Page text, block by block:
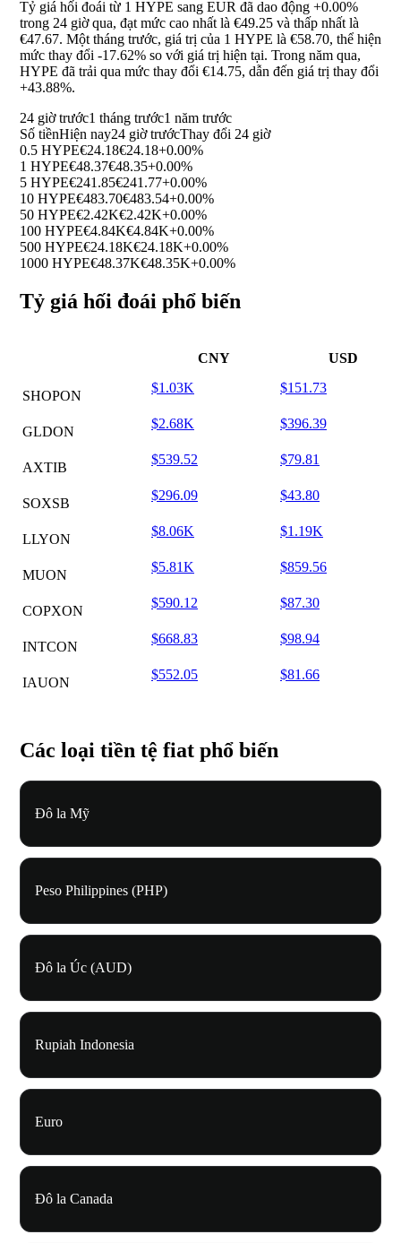
Tỷ giá hối đoái từ 1 HYPE sang EUR đã dao động +0.00%
trong 24 giờ qua, đạt mức cao nhất là €49.25 và thấp nhất là
€47.67. Một tháng trước, giá trị của 1 HYPE là €58.70, thể hiện
mức thay đổi -17.62% so với giá trị hiện tại. Trong năm qua,
HYPE đã trải qua mức thay đổi €14.75, dẫn đến giá trị thay đổi
+43.88%.
24 giờ trước1 tháng trước1 năm trước
Số tiềnHiện nay24 giờ trướcThay đổi 24 giờ
0.5 HYPE€24.18€24.18+0.00%
1 HYPE€48.37€48.35+0.00%
5 HYPE€241.85€241.77+0.00%
10 HYPE€483.70€483.54+0.00%
50 HYPE€2.42K€2.42K+0.00%
100 HYPE€4.84K€4.84K+0.00%
500 HYPE€24.18K€24.18K+0.00%
1000 HYPE€48.37K€48.35K+0.00%
Tỷ giá hối đoái phổ biến
CNY USD
SHOPON
$1.03K $151.73
GLDON
$2.68K $396.39
AXTIB
$539.52 $79.81
SOXSB
$296.09 $43.80
LLYON
$8.06K $1.19K
MUON
$5.81K $859.56
COPXON
$590.12 $87.30
INTCON
$668.83 $98.94
IAUON
$552.05 $81.66
Các loại tiền tệ fiat phổ biến
Đô la Mỹ
Peso Philippines (PHP)
Đô la Úc (AUD)
Rupiah Indonesia
Euro
Đô la Canada